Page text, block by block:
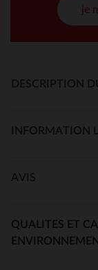
je
DESCRIPTION
INFORMATION
AVIS
QUALITES ET